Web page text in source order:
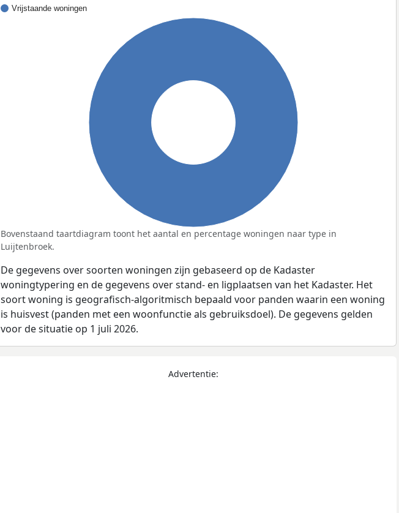
Vrijstaande woningen
Bovenstaand taartdiagram toont het aantal en percentage woningen naar type in
Luijtenbroek.
De gegevens over soorten woningen zijn gebaseerd op de Kadaster
woningtypering en de gegevens over stand- en ligplaatsen van het Kadaster. Het
soort woning is geografisch-algoritmisch bepaald voor panden waarin een woning
is huisvest (panden met een woonfunctie als gebruiksdoel). De gegevens gelden
voor de situatie op 1 juli 2026.
Advertentie: